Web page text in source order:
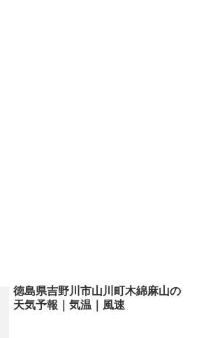
徳島県吉野川市山川町木綿麻山の
天気予報｜気温｜風速